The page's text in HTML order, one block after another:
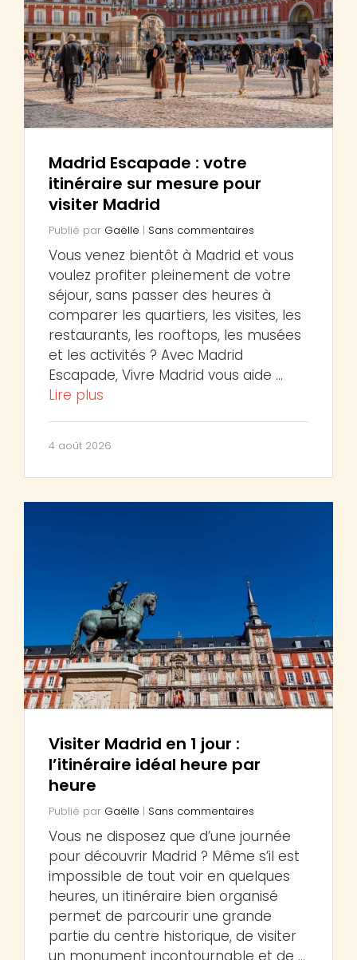
Madrid Escapade : votre
itinéraire sur mesure pour
visiter Madrid
Publié par Gaëlle | Sans commentaires
Vous venez bientôt à Madrid et vous
voulez profiter pleinement de votre
séjour, sans passer des heures à
comparer les quartiers, les visites, les
restaurants, les rooftops, les musées
et les activités ? Avec Madrid
Escapade, Vivre Madrid vous aide …
Lire plus
4 août 2026
Visiter Madrid en 1 jour :
l’itinéraire idéal heure par
heure
Publié par Gaëlle | Sans commentaires
Vous ne disposez que d’une journée
pour découvrir Madrid ? Même s’il est
impossible de tout voir en quelques
heures, un itinéraire bien organisé
permet de parcourir une grande
partie du centre historique, de visiter
un monument incontournable et de …